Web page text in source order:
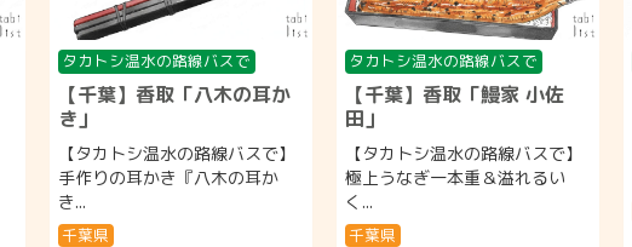
タカトシ温水の路線バスで
【千葉】香取「八木の耳か
き」
【タカトシ温水の路線バスで】
手作りの耳かき『八木の耳か
き...
千葉県
タカトシ温水の路線バスで
【千葉】香取「鰻家 小佐
田」
【タカトシ温水の路線バスで】
極上うなぎ一本重＆溢れるい
く...
千葉県